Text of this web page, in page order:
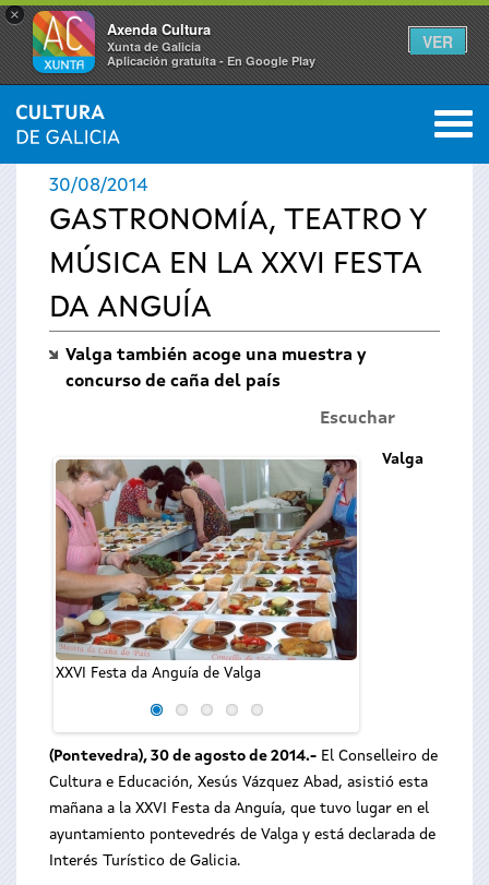
×
Axenda Cultura
Xunta de Galicia
Aplicación gratuíta - En Google Play
VER
Se
encuentra
usted
aquí
INICIO › ACTUALIDAD 0
30/08/2014
GASTRONOMÍA, TEATRO Y
MÚSICA EN LA XXVI FESTA
DA ANGUÍA
Valga también acoge una muestra y
concurso de caña del país
Escuchar
XXVI Festa da Anguía de Valga
Valga
(Pontevedra), 30 de agosto de 2014.- El Conselleiro de
Cultura e Educación, Xesús Vázquez Abad, asistió esta
mañana a la XXVI Festa da Anguía, que tuvo lugar en el
ayuntamiento pontevedrés de Valga y está declarada de
Interés Turístico de Galicia.